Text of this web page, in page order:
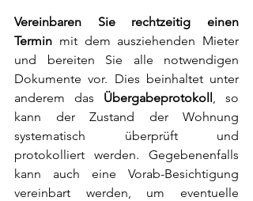
Vereinbaren Sie rechtzeitig einen
Termin mit dem ausziehenden Mieter
und bereiten Sie alle notwendigen
Dokumente vor. Dies beinhaltet unter
anderem das Übergabeprotokoll , so
kann der Zustand der Wohnung
systematisch überprüft und
protokolliert werden. Gegebenenfalls
kann auch eine Vorab-Besichtigung
vereinbart werden, um eventuelle